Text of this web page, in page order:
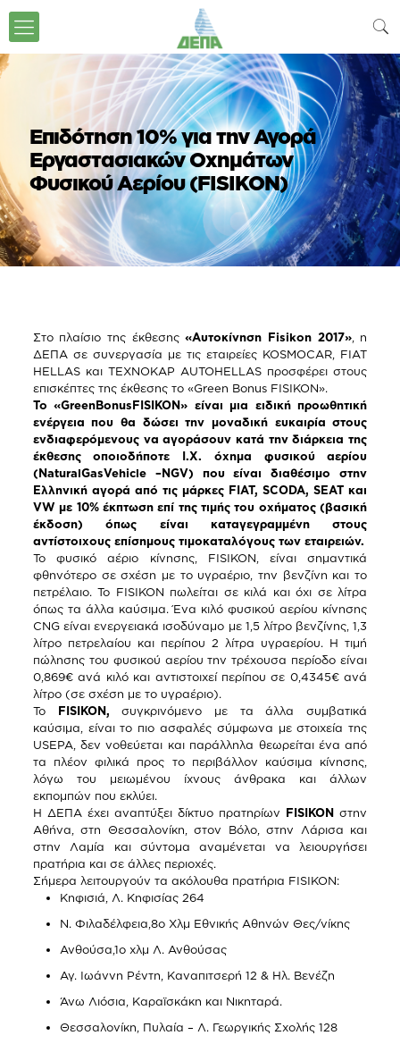
Επιδότηση 10% για την Αγορά
Εργαστασιακών Οχημάτων
Φυσικού Αερίου (FISIKON)
Στο πλαίσιο της έκθεσης«Αυτοκίνηση Fisikon2017», η
ΔΕΠΑ σε συνεργασία με τις εταιρείες KOSMOCAR, FIAT
HELLAS και TEXNOKAP AUTOHELLAS προσφέρει στους
επισκέπτες της έκθεσης το «Green Bonus FISIKON».
Το «Green Bonus FISIKON» είναι μια ειδική προωθητική
ενέργεια που θα δώσει την μοναδική ευκαιρία στους
ενδιαφερόμενους να αγοράσουν κατά την διάρκεια της
έκθεσης οποιοδήποτε Ι.Χ. όχημα φυσικού αερίου
( NaturalGasVehicle–NGV) που είναι διαθέσιμο στην
Ελληνική αγορά από τις μάρκες FIAT,SCODA,SEAT και
VW με 10% έκπτωση επί της τιμής του οχήματος (βασική
έκδοση) όπως είναι καταγεγραμμένη στους
αντίστοιχους επίσημους τιμοκαταλόγους των εταιρειών.
Το φυσικό αέριο κίνησης, FISIKON, είναι σημαντικά
φθηνότερο σε σχέση με το υγραέριο, την βενζίνη και το
πετρέλαιο. Το FISIKON πωλείται σε κιλά και όχι σε λίτρα
όπως τα άλλα καύσιμα. Ένα κιλό φυσικού αερίου κίνησης
CNG είναι ενεργειακά ισοδύναμο με 1,5 λίτρο βενζίνης, 1,3
λίτρο πετρελαίου και περίπου 2 λίτρα υγραερίου. Η τιμή
πώλησης του φυσικού αερίου την τρέχουσα περίοδο είναι
0,869€ ανά κιλό και αντιστοιχεί περίπου σε 0,4345€ ανά
λίτρο (σε σχέση με το υγραέριο).
Το
FISIKON, συγκρινόμενο με τα άλλα συμβατικά
καύσιμα, είναι το πιο ασφαλές σύμφωνα με στοιχεία της
USEPA, δεν νοθεύεται και παράλληλα θεωρείται ένα από
τα πλέον φιλικά προς το περιβάλλον καύσιμα κίνησης,
λόγω του μειωμένου ίχνους άνθρακα και άλλων
εκπομπών που εκλύει.
Η ΔΕΠΑ έχει αναπτύξει δίκτυο πρατηρίων
FISIKON στην
Αθήνα, στη Θεσσαλονίκη, στον Βόλο, στην Λάρισα και
στην Λαμία και σύντομα αναμένεται να λειουργήσει
πρατήρια και σε άλλες περιοχές.
Σήμερα λειτουργούν τα ακόλουθα πρατήρια FISIKON:
Κηφισιά, Λ. Κηφισίας 264
Ν. Φιλαδέλφεια,8ο Χλμ Εθνικής Αθηνών Θες/νίκης
Ανθούσα,1ο χλμ Λ. Ανθούσας
Αγ. Ιωάννη Ρέντη, Καναπιτσερή 12 & Ηλ. Βενέζη
Άνω Λιόσια, Καραϊσκάκη και Νικηταρά.
Θεσσαλονίκη, Πυλαία – Λ. Γεωργικής Σχολής 128